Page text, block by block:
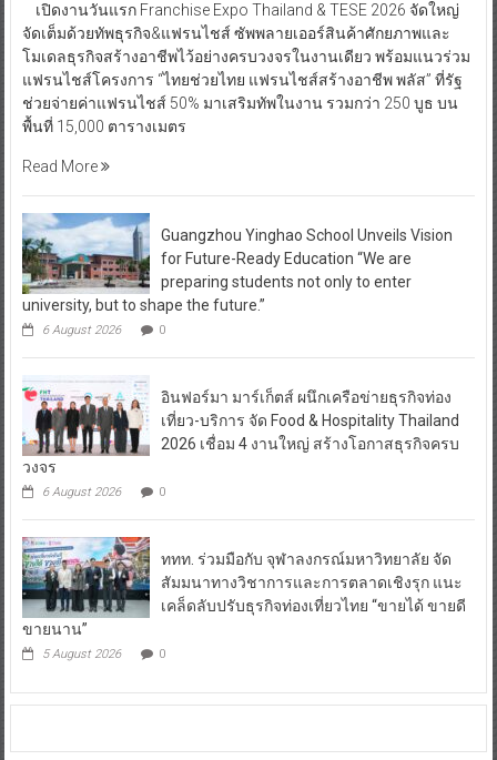
เปิดงานวันแรก Franchise Expo Thailand & TESE 2026 จัดใหญ่
จัดเต็มด้วยทัพธุรกิจ&แฟรนไชส์ ซัพพลายเออร์สินค้าศักยภาพและ
โมเดลธุรกิจสร้างอาชีพไว้อย่างครบวงจรในงานเดียว พร้อมแนวร่วม
แฟรนไชส์โครงการ “ไทยช่วยไทย แฟรนไชส์สร้างอาชีพ พลัส” ที่รัฐ
ช่วยจ่ายค่าแฟรนไชส์ 50% มาเสริมทัพในงาน รวมกว่า 250 บูธ บน
พื้นที่ 15,000 ตารางเมตร
Read More
Guangzhou Yinghao School Unveils Vision
for Future-Ready Education “We are
preparing students not only to enter
university, but to shape the future.”
6 August 2026 0
อินฟอร์มา มาร์เก็ตส์ ผนึกเครือข่ายธุรกิจท่อง
เที่ยว-บริการ จัด Food & Hospitality Thailand
2026 เชื่อม 4 งานใหญ่ สร้างโอกาสธุรกิจครบ
วงจร
6 August 2026 0
ททท. ร่วมมือกับ จุฬาลงกรณ์มหาวิทยาลัย จัด
สัมมนาทางวิชาการและการตลาดเชิงรุก แนะ
เคล็ดลับปรับธุรกิจท่องเที่ยวไทย “ขายได้ ขายดี
ขายนาน”
5 August 2026 0